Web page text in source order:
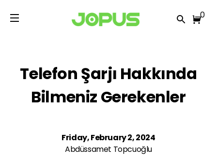
0
Telefon Şarjı Hakkında
Bilmeniz Gerekenler
Friday, February 2, 2024
Abdüssamet Topcuoğlu